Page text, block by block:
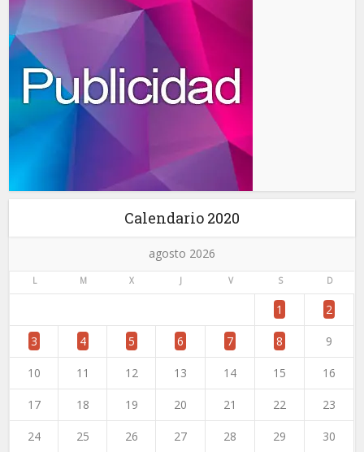
Calendario 2020
agosto 2026
L M X J V S D
1 2
3 4 5 6 7 8 9
10 11 12 13 14 15 16
17 18 19 20 21 22 23
24 25 26 27 28 29 30